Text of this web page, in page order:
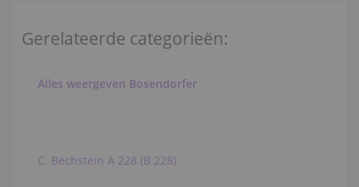
Gerelateerde categorieën:
Alles weergeven Bosendorfer
C. Bechstein A 228 (B 228)